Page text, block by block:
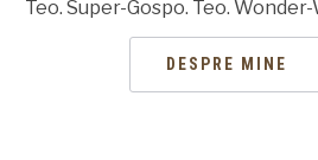
Teo. Super-Gospo. Teo. Wonder-
DESPRE MINE